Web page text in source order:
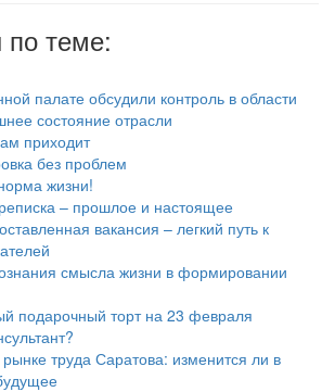
теме:
палате обсудили контроль в области
состояние отрасли
приходит
без проблем
жизни!
– прошлое и настоящее
вакансия – легкий путь к
смысла жизни в формировании
подарочный торт на 23 февраля
труда Саратова: изменится ли в